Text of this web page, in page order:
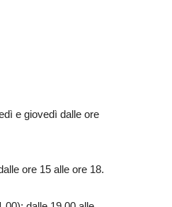
e giovedì dalle ore
ore 15 alle ore 18.